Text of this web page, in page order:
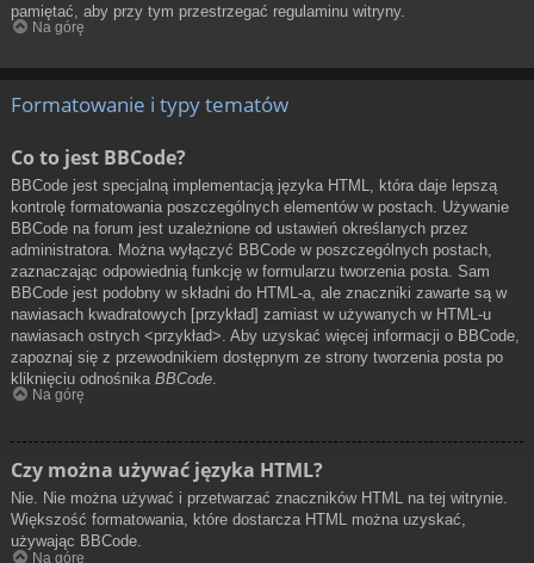
pamiętać, aby przy tym przestrzegać regulaminu witryny.
Na górę
Formatowanie i typy tematów
Co to jest BBCode?
BBCode jest specjalną implementacją języka HTML, która daje lepszą
kontrolę formatowania poszczególnych elementów w postach. Używanie
BBCode na forum jest uzależnione od ustawień określanych przez
administratora. Można wyłączyć BBCode w poszczególnych postach,
zaznaczając odpowiednią funkcję w formularzu tworzenia posta. Sam
BBCode jest podobny w składni do HTML-a, ale znaczniki zawarte są w
nawiasach kwadratowych [przykład] zamiast w używanych w HTML-u
nawiasach ostrych <przykład>. Aby uzyskać więcej informacji o BBCode,
zapoznaj się z przewodnikiem dostępnym ze strony tworzenia posta po
kliknięciu odnośnika BBCode
Na górę
Czy można używać języka HTML?
Nie. Nie można używać i przetwarzać znaczników HTML na tej witrynie.
Większość formatowania, które dostarcza HTML można uzyskać,
używając BBCode.
Na górę